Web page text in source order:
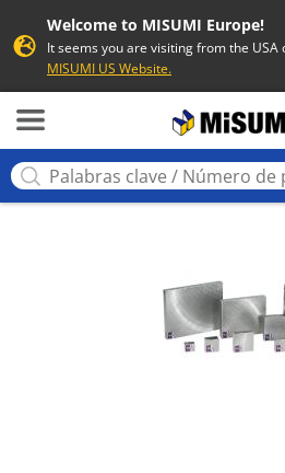
Welcome to MISUMI Europe!
It seems you are visiting from the USA
MISUMI US Website.